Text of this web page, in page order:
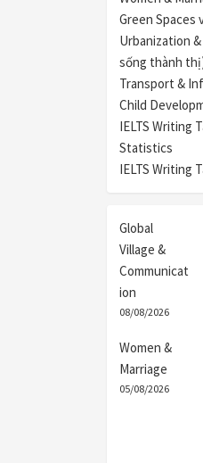
Green Spaces
Urbanization
sống thành
Transport &
Child
IELTS Writing
Statistics
IELTS Writing
Global
Village &
Communicat
ion
08/08/2026
Women &
Marriage
05/08/2026